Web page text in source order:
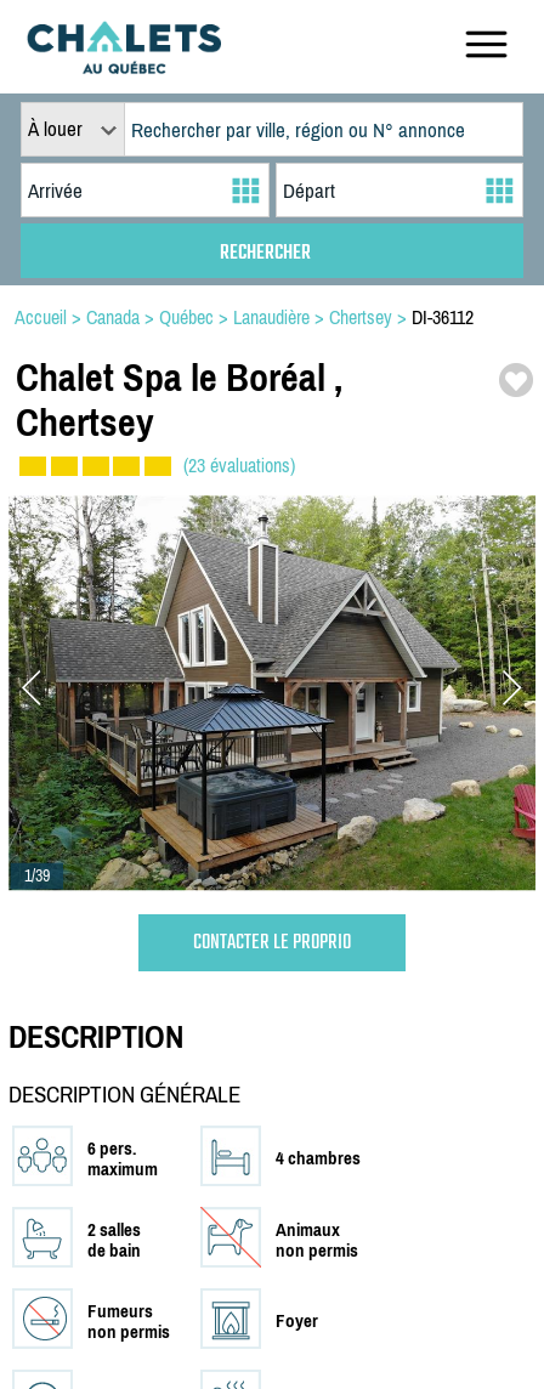
À louer
Accueil > Canada > Québec > Lanaudière > Chertsey > DI-36112
Chalet Spa le Boréal ,
Chertsey
(23 évaluations)
1/39
CONTACTER LE PROPRIO
DESCRIPTION
DESCRIPTION GÉNÉRALE
6 pers.
maximum
4 chambres
2 salles
de bain
Animaux
non permis
Fumeurs
non permis
Foyer